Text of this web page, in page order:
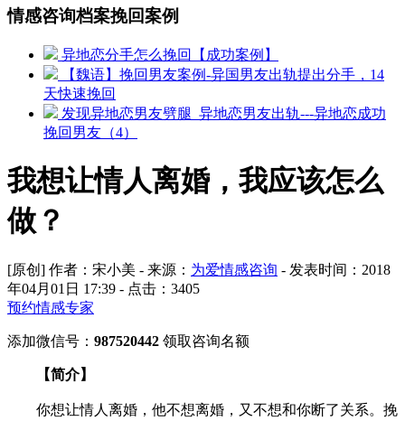
情感咨询档案挽回案例
异地恋分手怎么挽回【成功案例】
【魏语】挽回男友案例-异国男友出轨提出分手，14
天快速挽回
发现异地恋男友劈腿_异地恋男友出轨---异地恋成功
挽回男友（4）
我想让情人离婚，我应该怎么
做？
[原创] 作者：宋小美 - 来源： 为爱情感咨询 - 发表时间：2018
年04月01日 17:39 - 点击： 3405
预约情感专家
添加微信号： 987520442 领取咨询名额
【简介】
你想让情人离婚，他不想离婚，又不想和你断了关系。挽